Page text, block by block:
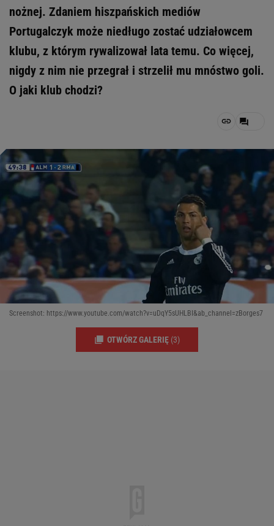
nożnej. Zdaniem hiszpańskich mediów
Portugalczyk może niedługo zostać udziałowcem
klubu, z którym rywalizował lata temu. Co więcej,
nigdy z nim nie przegrał i strzelił mu mnóstwo goli.
O jaki klub chodzi?
Screenshot: https://www.youtube.com/watch?v=uDqY5sUHLBI&ab_channel=zBorges7
OTWÓRZ GALERIĘ (3)